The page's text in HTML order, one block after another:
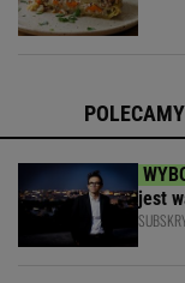
POLECAMY
jest